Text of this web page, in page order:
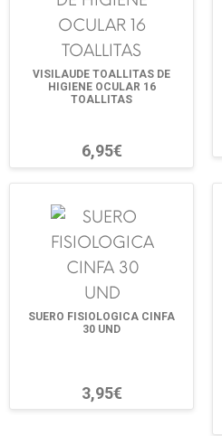
VISILAUDE TOALLITAS DE
HIGIENE OCULAR 16
TOALLITAS
6,95€
SUERO FISIOLOGICA CINFA
30 UND
3,95€